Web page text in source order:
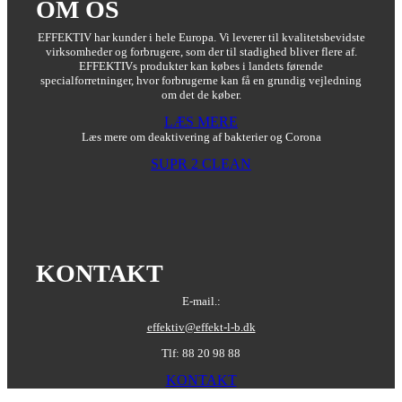
OM OS
EFFEKTIV har kunder i hele Europa. Vi leverer til kvalitetsbevidste
virksomheder og forbrugere, som der til stadighed bliver flere af.
EFFEKTIVs produkter kan købes i landets førende
specialforretninger, hvor forbrugerne kan få en grundig vejledning
om det de køber.
LÆS MERE
Læs mere om deaktivering af bakterier og Corona
SUPR 2 CLEAN
KONTAKT
E-mail.:
effektiv@effekt-l-b.dk
Tlf: 88 20 98 88
KONTAKT